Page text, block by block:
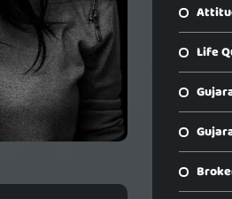
Life